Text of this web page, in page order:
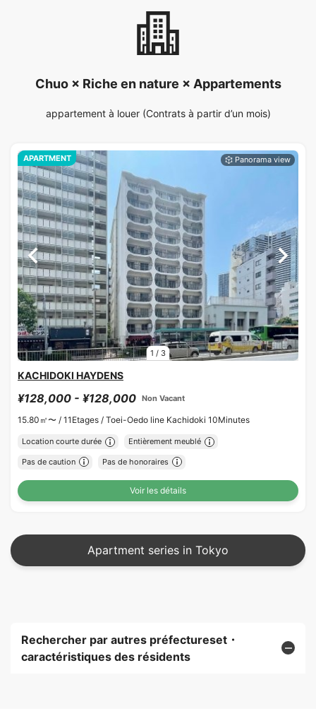
Chuo × Riche en nature × Appartements
appartement à louer (Contrats à partir d’un mois)
1 / 3
APARTMENT
KACHIDOKI HAYDENS
¥128,000 - ¥128,000 Non Vacant
15.80㎡〜 / 11Etages / Toei-Oedo line Kachidoki 10Minutes
Location courte durée Entièrement meublé
Pas de caution Pas de honoraires
Voir les détails
Apartment series in Tokyo
Rechercher par autres préfectureset・
caractéristiques des résidents